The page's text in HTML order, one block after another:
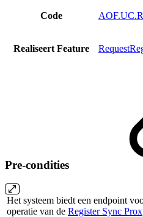
Code
Realiseert Feature
Pre-condities
Het systeem biedt een endpoint
operatie van de Register Sync